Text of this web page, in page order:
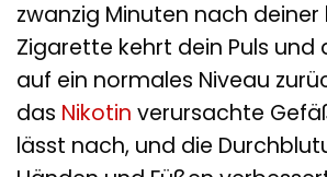
zwanzig Minuten nach deiner
Zigarette kehrt dein Puls und
auf ein normales Niveau
das Nikotin verursachte
lässt nach, und die